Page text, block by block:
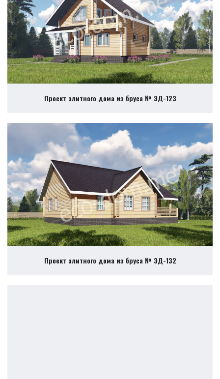
Проект элитного дома из бруса № ЭД-123
Проект элитного дома из бруса № ЭД-132